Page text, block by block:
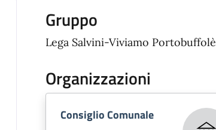
Gruppo
Lega Salvini-Viviamo Portobuffolè
Organizzazioni
Consiglio Comunale